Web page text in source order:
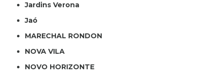
Jardins Verona
Jaó
MARECHAL RONDON
NOVA VILA
NOVO HORIZONTE